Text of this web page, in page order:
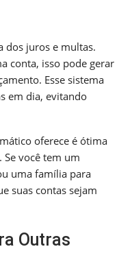
dos juros e multas.
conta, isso pode gerar
Esse sistema
em dia, evitando
oferece é ótima
você tem um
uma família para
suas contas sejam
Outras